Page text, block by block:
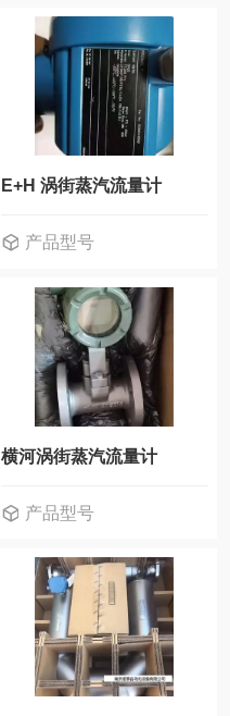
E+H 涡街蒸汽流量计
产品型号
横河涡街蒸汽流量计
产品型号